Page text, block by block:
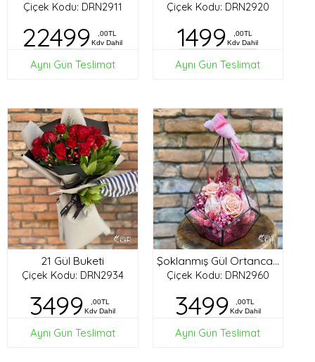
Çiçek Kodu: DRN2911
22499
,00TL
Kdv Dahil
Aynı Gün Teslimat
Çiçek Kodu: DRN2920
1499
,00TL
Kdv Dahil
Aynı Gün Teslimat
21 Gül Buketi
Çiçek Kodu: DRN2934
3499
,00TL
Kdv Dahil
Aynı Gün Teslimat
Şoklanmış Gül Ortanca Tasarım
Çiçek Kodu: DRN2960
3499
,00TL
Kdv Dahil
Aynı Gün Teslimat